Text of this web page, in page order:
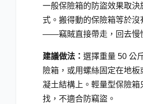
一般保險箱的防盜效果取決
式。搬得動的保險箱等於沒
——竊賊直接帶走，回去慢
建議做法： 選擇重量 50 公
險箱，或用螺絲固定在地板
凝土結構上。輕量型保險箱
找，不適合防竊盜。